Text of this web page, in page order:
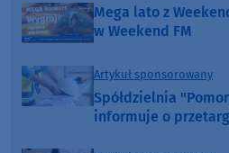
Mega lato z
w Weekend FM
Artykuł sponsorowany
Spółdzielnia
informuje o